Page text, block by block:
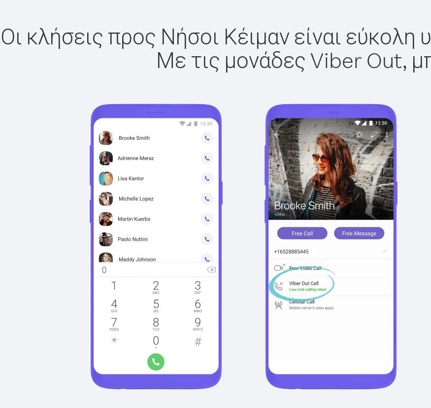
Οι κλήσεις προς Νήσοι Κέιμαν είναι
Με τις μονάδες Viber Out,